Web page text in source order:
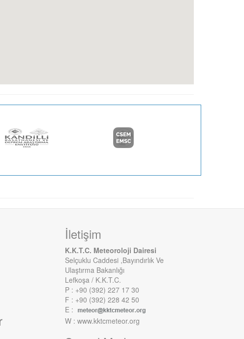
İletişim
K.K.T.C. Meteoroloji Dairesi
Selçuklu Caddesi ,Bayındırlık Ve
Ulaştırma Bakanlığı
Lefkoşa / K.K.T.C.
P : +90 (392) 227 17 30
F : +90 (392) 228 42 50
E :
W : www.kktcmeteor.org